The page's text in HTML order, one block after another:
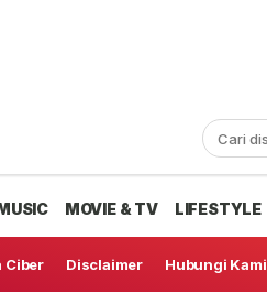
MOVIE & TV LIFESTYLE
Ciber Disclaimer Hubungi Kami